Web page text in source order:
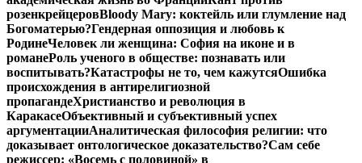
розенкрейцеровBloody Mary: коктейль или глумление над
Богоматерью?Гендерная оппозиция и любовь к
РодинеЧеловек ли женщина: София на иконе и в
романеРоль ученого в обществе: познавать или
воспитывать?Катастрофы не то, чем кажутсяОшибка
происхождения в антирелигиозной
пропагандеХристианство и революция в
КаракасеОбъективный и субъективный успех
аргументацииАналитическая философия религии: что
доказывает онтологическое доказательство?Сам себе
режиссер: «Восемь с половиной» в